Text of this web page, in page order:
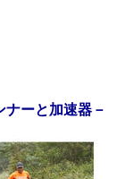
ーと加速器－